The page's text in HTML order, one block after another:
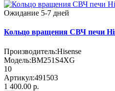
Ожидание 5-7 дней
Кольцо вращения СВЧ печи
Производитель:Hisense
Модель:BM251S4XG
10
Артикул:491503
1 400.00 р.